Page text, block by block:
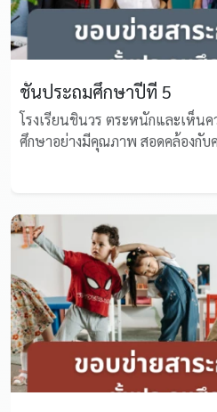
ชั้นประถมศึกษาปีที่ 5
โรงเรียนชินวร ตระหนักและเห็น
ศึกษาอย่างมีคุณภาพ สอดคล้องกับ